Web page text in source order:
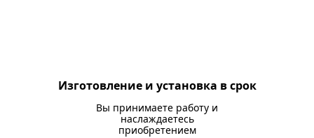
Изготовление и установка в срок
Вы принимаете работу и
наслаждаетесь
приобретением